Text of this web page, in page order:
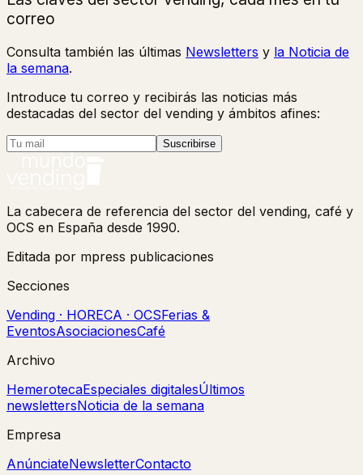
correo
Consulta también las últimas Newsletters y la Noticia de
la semana.
Introduce tu correo y recibirás las noticias más
destacadas del sector del vending y ámbitos afines:
Suscribirse
La cabecera de referencia del sector del vending, café y
OCS en España desde 1990.
Editada por mpress publicaciones
Secciones
Vending · HORECA · OCSFerias &
EventosAsociacionesCafé
Archivo
HemerotecaEspeciales digitalesÚltimos
newslettersNoticia de la semana
Empresa
AnúnciateNewsletterContacto